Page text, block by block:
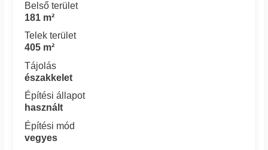
Belső terület
181 m²
Telek terület
405 m²
Tájolás
északkelet
Építési állapot
használt
Építési mód
vegyes